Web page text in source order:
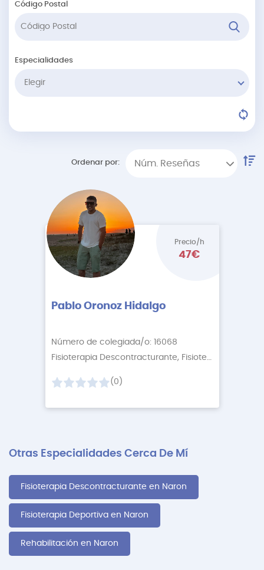
Código Postal
Especialidades
Elegir
Ordenar por: Núm. Reseñas
Precio/h
47€
Pablo Oronoz Hidalgo
Número de colegiada/o: 16068
Fisioterapia Descontracturante, Fisioterapia Relaj
(0)
Otras Especialidades Cerca De Mí
Fisioterapia Descontracturante en Naron
Fisioterapia Deportiva en Naron
Rehabilitación en Naron